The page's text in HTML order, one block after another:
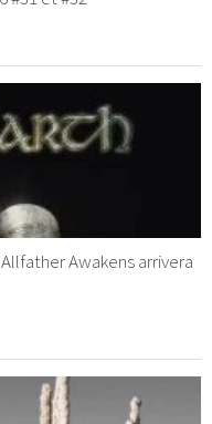
Awakens arrivera